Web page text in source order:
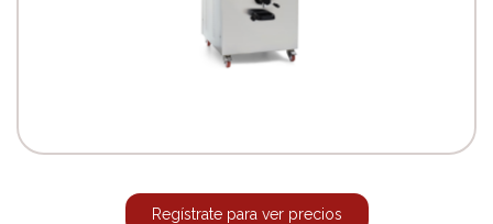
Regístrate para ver precios